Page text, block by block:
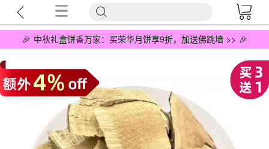
🎉 中秋礼盒饼香万家：买荣华月饼享9折，加送佛跳墙 >> 🎉